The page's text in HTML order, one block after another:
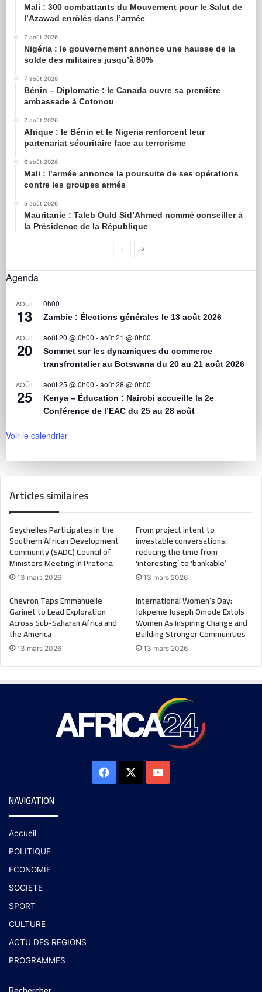
Mali : 300 combattants du Mouvement pour le Salut de
l’Azawad enrôlés dans l’armée
7 août 2026
Nigéria : le gouvernement annonce une hausse de la
solde des militaires jusqu’à 80%
7 août 2026
Bénin – Diplomatie : le Canada ouvre sa première
ambassade à Cotonou
7 août 2026
Afrique : le Bénin et le Nigeria renforcent leur
partenariat sécuritaire face au terrorisme
6 août 2026
Mali : l’armée annonce la poursuite de ses opérations
contre les groupes armés
6 août 2026
Mauritanie : Taleb Ould Sid’Ahmed nommé conseiller à
la Présidence de la République
Agenda
AOÛT
13
0h00
Zambie : Élections générales le 13 août 2026
AOÛT
20
août 20 @ 0h00 -août 21 @ 0h00
Sommet sur les dynamiques du commerce
transfrontalier au Botswana du 20 au 21 août 2026
AOÛT
25
août 25 @ 0h00 -août 28 @ 0h00
Kenya – Éducation : Nairobi accueille la 2e
Conférence de l’EAC du 25 au 28 août
Voir le calendrier
Articles similaires
Seychelles Participates in the
Southern African Development
Community (SADC) Council of
Ministers Meeting in Pretoria
13 mars 2026
From project intent to
investable conversations:
reducing the time from
‘interesting’ to ‘bankable’
13 mars 2026
Chevron Taps Emmanuelle
Garinet to Lead Exploration
Across Sub-Saharan Africa and
the America
13 mars 2026
International Women’s Day:
Jokpeme Joseph Omode Extols
Women As Inspiring Change and
Building Stronger Communities
13 mars 2026
NAVIGATION
Accueil
POLITIQUE
ECONOMIE
SOCIETE
SPORT
CULTURE
ACTU DES REGIONS
PROGRAMMES